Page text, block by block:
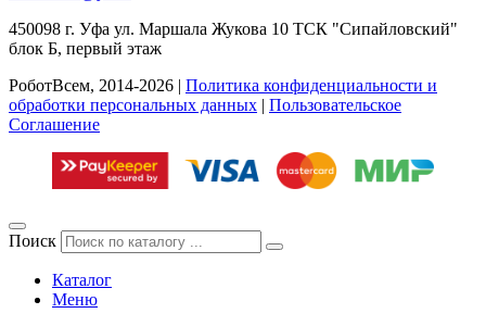
450098 г. Уфа ул. Маршала Жукова 10 ТСК "Сипайловский"
блок Б, первый этаж
РоботВсем, 2014-2026 | Политика конфиденциальности и
обработки персональных данных | Пользовательское
Соглашение
Поиск
Каталог
Меню